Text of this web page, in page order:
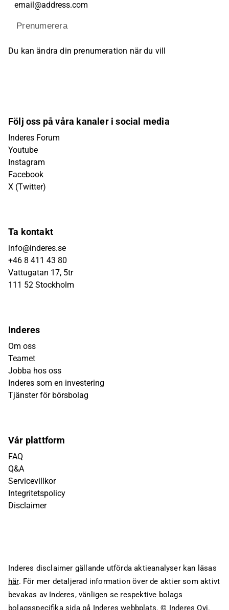
Prenumerera
Du kan ändra din prenumeration när du vill
Följ oss på våra kanaler i social media
Inderes Forum
Youtube
Instagram
Facebook
X (Twitter)
Ta kontakt
info@inderes.se
+46 8 411 43 80
Vattugatan 17, 5tr
111 52 Stockholm
Inderes
Om oss
Teamet
Jobba hos oss
Inderes som en investering
Tjänster för börsbolag
Vår plattform
FAQ
Q&A
Servicevillkor
Integritetspolicy
Disclaimer
Inderes disclaimer gällande utförda aktieanalyser kan läsas
här. För mer detaljerad information över de aktier som aktivt
bevakas av Inderes, vänligen se respektive bolags
bolagsspecifika sida på Inderes webbplats. © Inderes Oyj.